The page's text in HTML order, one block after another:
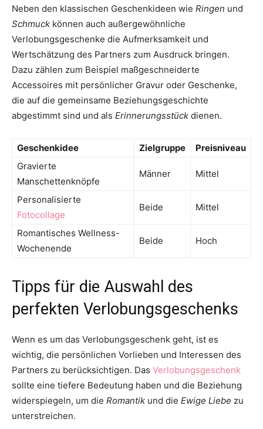
Neben den klassischen Geschenkideen wie Ringen und
Schmuck können auch außergewöhnliche
Verlobungsgeschenke die Aufmerksamkeit und
Wertschätzung des Partners zum Ausdruck bringen.
Dazu zählen zum Beispiel maßgeschneiderte
Accessoires mit persönlicher Gravur oder Geschenke,
die auf die gemeinsame Beziehungsgeschichte
abgestimmt sind und als Erinnerungsstück dienen.
Geschenkidee Zielgruppe
Preisniveau
Gravierte
Manschettenknöpfe
Männer Mittel
Personalisierte
Fotocollage
Beide Mittel
Romantisches Wellness-
Wochenende
Beide Hoch
Tipps für die Auswahl des
perfekten Verlobungsgeschenks
Wenn es um das Verlobungsgeschenk geht, ist es
wichtig, die persönlichen Vorlieben und Interessen des
Partners zu berücksichtigen. Das Verlobungsgeschenk
sollte eine tiefere Bedeutung haben und die Beziehung
widerspiegeln, um die Romantik und die Ewige Liebe zu
unterstreichen.